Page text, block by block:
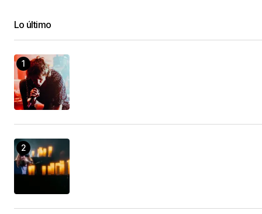
Lo último